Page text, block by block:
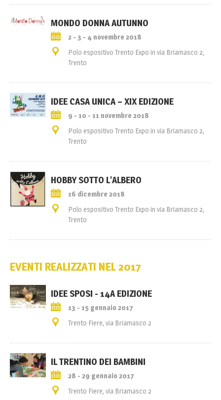
MONDO DONNA AUTUNNO
2 - 3 - 4 novembre 2018
Polo espositivo Trento Expo in via Briamasco 2,
Trento
IDEE CASA UNICA – XIX EDIZIONE
9 - 10 - 11 novembre 2018
Polo espositivo Trento Expo in via Briamasco 2,
Trento
HOBBY SOTTO L'ALBERO
16 dicembre 2018
Polo espositivo Trento Expo in via Briamasco 2,
Trento
EVENTI REALIZZATI NEL 2017
IDEE SPOSI - 14A EDIZIONE
13 - 15 gennaio 2017
Trento Fiere, via Briamasco 2
IL TRENTINO DEI BAMBINI
28 - 29 gennaio 2017
Trento Fiere, via Briamasco 2